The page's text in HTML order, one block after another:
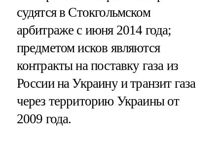
судятся в Стокгольмском
арбитраже с июня 2014 года;
предметом исков являются
контракты на поставку газа из
России на Украину и транзит газа
через территорию Украины от
2009 года.